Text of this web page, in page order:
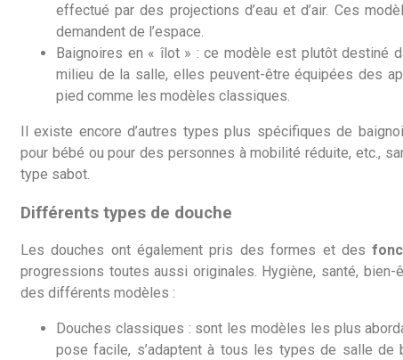
effectué par des projections d’eau et d’air. Ces
demandent de l’espace.
Baignoires en « îlot » : ce modèle est plutôt destiné
milieu de la salle, elles peuvent-être équipées des
pied comme les modèles classiques.
Il existe encore d’autres types plus spécifiques de
pour bébé ou pour des personnes à mobilité réduite, etc.,
type sabot.
Différents types de douche
Les douches ont également pris des formes et des
progressions toutes aussi originales. Hygiène, santé,
des différents modèles :
Douches classiques : sont les modèles les plus
pose facile, s’adaptent à tous les types de salle de